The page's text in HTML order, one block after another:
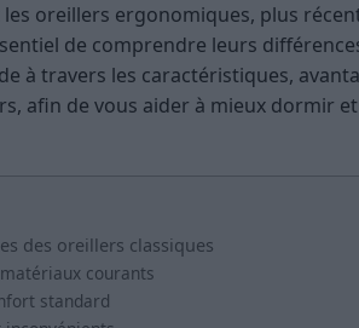
oreillers ergonomiques, plus
de comprendre leurs
à travers les caractéristiques,
afin de vous aider à mieux dormir
des oreillers classiques
courants
standard